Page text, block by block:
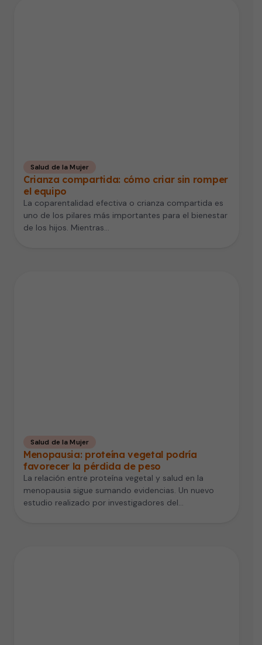
Salud de la Mujer
Crianza compartida: cómo criar sin romper
el equipo
La coparentalidad efectiva o crianza compartida es
uno de los pilares más importantes para el bienestar
de los hijos. Mientras…
Salud de la Mujer
Menopausia: proteína vegetal podría
favorecer la pérdida de peso
La relación entre proteína vegetal y salud en la
menopausia sigue sumando evidencias. Un nuevo
estudio realizado por investigadores del…